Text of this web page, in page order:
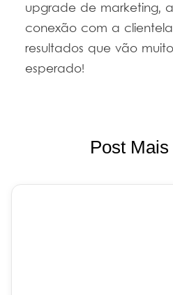
upgrade de marketing,
conexão com a
resultados que vão
esperado!
Post